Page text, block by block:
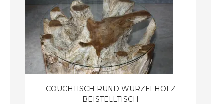
COUCHTISCH RUND WURZELHOLZ
BEISTELLTISCH